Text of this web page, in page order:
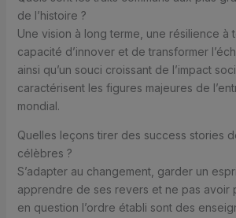
de l’histoire ?
Une vision à long terme, une résilience à
capacité d’innover et de transformer
ainsi qu’un souci croissant de l’impact
caractérisent les figures majeures de
mondial.
Quelles leçons tirer des success stories
célèbres ?
S’adapter au changement, garder un
apprendre de ses revers et ne pas avoir
en question l’ordre établi sont des